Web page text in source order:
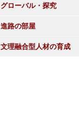
グローバル・探究
進路の部屋
文理融合型人材の育成